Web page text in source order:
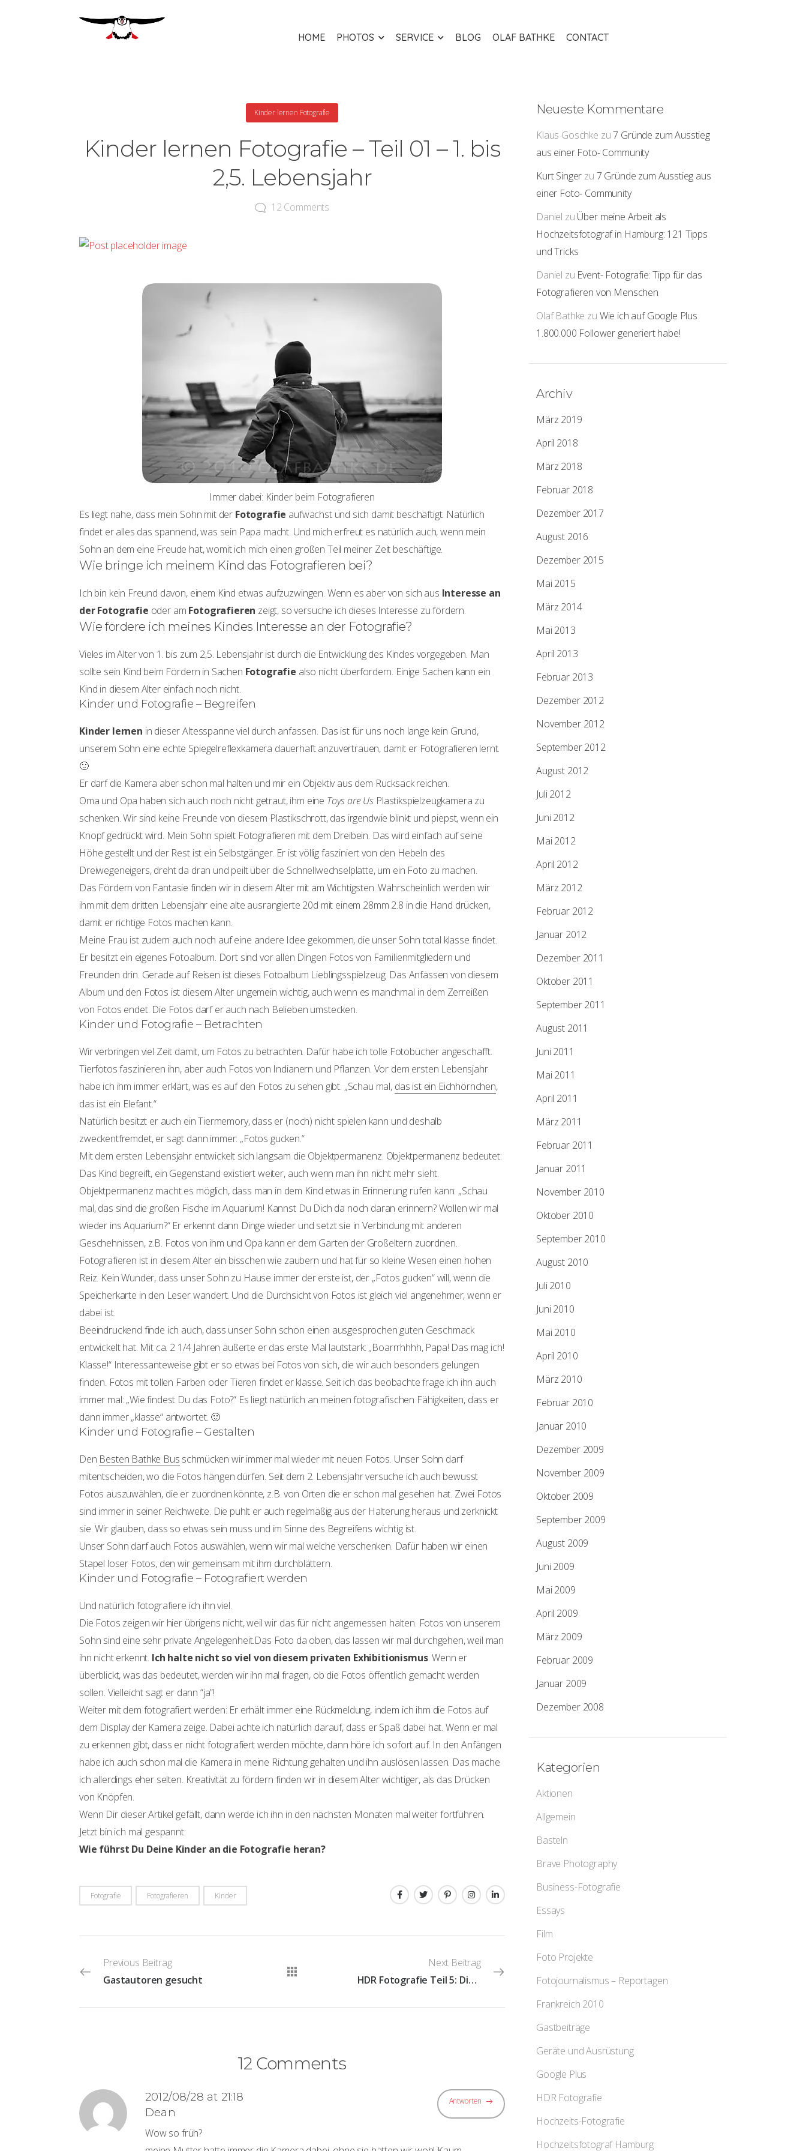
HOME PHOTOS SERVICE BLOG OLAF BATHKE CONTACT
Neueste Kommentare
Klaus Goschke zu7 Gründe zum Ausstieg
aus einer Foto- Community
Kurt Singer zu 7 Gründe zum Ausstieg aus
einer Foto- Community
Daniel zu Über meine Arbeit als
Hochzeitsfotograf in Hamburg: 121 Tipps
und Tricks
Daniel zu Event- Fotografie: Tipp für das
Fotografieren von Menschen
Olaf Bathke zu Wie ich auf Google Plus
1.800.000 Follower generiert habe!
Archiv
März 2019
April 2018
März 2018
Februar 2018
Dezember 2017
August 2016
Dezember 2015
Mai 2015
März 2014
Mai 2013
April 2013
Februar 2013
Dezember 2012
November 2012
September 2012
August 2012
Juli 2012
Juni 2012
Mai 2012
April 2012
März 2012
Februar 2012
Januar 2012
Dezember 2011
Oktober 2011
September 2011
August 2011
Juni 2011
Mai 2011
April 2011
März 2011
Februar 2011
Januar 2011
November 2010
Oktober 2010
September 2010
August 2010
Juli 2010
Juni 2010
Mai 2010
April 2010
März 2010
Februar 2010
Januar 2010
Dezember 2009
November 2009
Oktober 2009
September 2009
August 2009
Juni 2009
Mai 2009
April 2009
März 2009
Februar 2009
Januar 2009
Dezember 2008
Kategorien
Aktionen
Allgemein
Basteln
Brave Photography
Business-Fotografie
Essays
Film
Foto Projekte
Fotojournalismus – Reportagen
Frankreich 2010
Gastbeiträge
Geräte und Ausrüstung
Google Plus
HDR Fotografie
Hochzeits-Fotografie
Hochzeitsfotograf Hamburg
Kinder lernen Fotografie
Kinder lernen Fotografie – Teil 01 – 1. bis
2,5. Lebensjahr
12Comments
Immer dabei: Kinder beim Fotografieren
Es liegt nahe, dass mein Sohn mit der Fotografie aufwächst und sich damit beschäftigt. Natürlich
findet er alles das spannend, was sein Papa macht. Und mich erfreut es natürlich auch, wenn mein
Sohn an dem eine Freude hat, womit ich mich einen großen Teil meiner Zeit beschäftige.
Wie bringe ich meinem Kind das Fotografieren bei?
Ich bin kein Freund davon, einem Kind etwas aufzuzwingen. Wenn es aber von sich aus Interesse an
der Fotografie oder am Fotografieren zeigt, so versuche ich dieses Interesse zu fördern.
Wie fördere ich meines Kindes Interesse an der Fotografie?
Vieles im Alter von 1. bis zum 2,5. Lebensjahr ist durch die Entwicklung des Kindes vorgegeben. Man
sollte sein Kind beim Fördern in Sachen Fotografie also nicht überfordern. Einige Sachen kann ein
Kind in diesem Alter einfach noch nicht.
Kinder und Fotografie – Begreifen
Kinder lernen in dieser Altesspanne viel durch anfassen. Das ist für uns noch lange kein Grund,
unserem Sohn eine echte Spiegelreflexkamera dauerhaft anzuvertrauen, damit er Fotografieren lernt.
🙂
Er darf die Kamera aber schon mal halten und mir ein Objektiv aus dem Rucksack reichen.
Oma und Opa haben sich auch noch nicht getraut, ihm eine Toys are Us Plastikspielzeugkamera zu
schenken. Wir sind keine Freunde von diesem Plastikschrott, das irgendwie blinkt und piepst, wenn ein
Knopf gedrückt wird. Mein Sohn spielt Fotografieren mit dem Dreibein. Das wird einfach auf seine
Höhe gestellt und der Rest ist ein Selbstgänger. Er ist völlig fasziniert von den Hebeln des
Dreiwegeneigers, dreht da dran und peilt über die Schnellwechselplatte, um ein Foto zu machen.
Das Fördern von Fantasie finden wir in diesem Alter mit am Wichtigsten. Wahrscheinlich werden wir
ihm mit dem dritten Lebensjahr eine alte ausrangierte 20d mit einem 28mm 2.8 in die Hand drücken,
damit er richtige Fotos machen kann.
Meine Frau ist zudem auch noch auf eine andere Idee gekommen, die unser Sohn total klasse findet.
Er besitzt ein eigenes Fotoalbum. Dort sind vor allen Dingen Fotos von Familienmitgliedern und
Freunden drin. Gerade auf Reisen ist dieses Fotoalbum Lieblingsspielzeug. Das Anfassen von diesem
Album und den Fotos ist diesem Alter ungemein wichtig, auch wenn es manchmal in dem Zerreißen
von Fotos endet. Die Fotos darf er auch nach Belieben umstecken.
Kinder und Fotografie – Betrachten
Wir verbringen viel Zeit damit, um Fotos zu betrachten. Dafür habe ich tolle Fotobücher angeschafft.
Tierfotos faszinieren ihn, aber auch Fotos von Indianern und Pflanzen. Vor dem ersten Lebensjahr
habe ich ihm immer erklärt, was es auf den Fotos zu sehen gibt. „Schau mal, das ist ein Eichhörnchen,
das ist ein Elefant.“
Natürlich besitzt er auch ein Tiermemory, dass er (noch) nicht spielen kann und deshalb
zweckentfremdet, er sagt dann immer: „Fotos gucken.“
Mit dem ersten Lebensjahr entwickelt sich langsam die Objektpermanenz. Objektpermanenz bedeutet:
Das Kind begreift, ein Gegenstand existiert weiter, auch wenn man ihn nicht mehr sieht.
Objektpermanenz macht es möglich, dass man in dem Kind etwas in Erinnerung rufen kann: „Schau
mal, das sind die großen Fische im Aquarium! Kannst Du Dich da noch daran erinnern? Wollen wir mal
wieder ins Aquarium?“ Er erkennt dann Dinge wieder und setzt sie in Verbindung mit anderen
Geschehnissen, z.B. Fotos von ihm und Opa kann er dem Garten der Großeltern zuordnen.
Fotografieren ist in diesem Alter ein bisschen wie zaubern und hat für so kleine Wesen einen hohen
Reiz. Kein Wunder, dass unser Sohn zu Hause immer der erste ist, der „Fotos gucken“ will, wenn die
Speicherkarte in den Leser wandert. Und die Durchsicht von Fotos ist gleich viel angenehmer, wenn er
dabei ist.
Beeindruckend finde ich auch, dass unser Sohn schon einen ausgesprochen guten Geschmack
entwickelt hat. Mit ca. 2 1/4 Jahren äußerte er das erste Mal lautstark: „Boarrrhhhh, Papa! Das mag ich!
Klasse!“ Interessanteweise gibt er so etwas bei Fotos von sich, die wir auch besonders gelungen
finden. Fotos mit tollen Farben oder Tieren findet er klasse. Seit ich das beobachte frage ich ihn auch
immer mal: „Wie findest Du das Foto?“ Es liegt natürlich an meinen fotografischen Fähigkeiten, dass er
dann immer „klasse“ antwortet. 🙂
Kinder und Fotografie – Gestalten
Den Besten Bathke Bus schmücken wir immer mal wieder mit neuen Fotos. Unser Sohn darf
mitentscheiden, wo die Fotos hängen dürfen. Seit dem 2. Lebensjahr versuche ich auch bewusst
Fotos auszuwählen, die er zuordnen könnte, z.B. von Orten die er schon mal gesehen hat. Zwei Fotos
sind immer in seiner Reichweite. Die puhlt er auch regelmäßig aus der Halterung heraus und zerknickt
sie. Wir glauben, dass so etwas sein muss und im Sinne des Begreifens wichtig ist.
Unser Sohn darf auch Fotos auswählen, wenn wir mal welche verschenken. Dafür haben wir einen
Stapel loser Fotos, den wir gemeinsam mit ihm durchblättern.
Kinder und Fotografie – Fotografiert werden
Und natürlich fotografiere ich ihn viel.
Die Fotos zeigen wir hier übrigens nicht, weil wir das für nicht angemessen halten. Fotos von unserem
Sohn sind eine sehr private Angelegenheit.Das Foto da oben, das lassen wir mal durchgehen, weil man
ihn nicht erkennt. Ich halte nicht so viel von diesem privaten Exhibitionismus. Wenn er
überblickt, was das bedeutet, werden wir ihn mal fragen, ob die Fotos öffentlich gemacht werden
sollen. Vielleicht sagt er dann “ja”!
Weiter mit dem fotografiert werden: Er erhält immer eine Rückmeldung, indem ich ihm die Fotos auf
dem Display der Kamera zeige. Dabei achte ich natürlich darauf, dass er Spaß dabei hat. Wenn er mal
zu erkennen gibt, dass er nicht fotografiert werden möchte, dann höre ich sofort auf. In den Anfängen
habe ich auch schon mal die Kamera in meine Richtung gehalten und ihn auslösen lassen. Das mache
ich allerdings eher selten. Kreativität zu fördern finden wir in diesem Alter wichtiger, als das Drücken
von Knöpfen.
Wenn Dir dieser Artikel gefällt, dann werde ich ihn in den nächsten Monaten mal weiter fortführen.
Jetzt bin ich mal gespannt:
Wie führst Du Deine Kinder an die Fotografie heran?
Fotografie Fotografieren Kinder
Previous Beitrag
Gastautoren gesucht
Next Beitrag
HDR Fotografie Teil 5: Die Anreicherung von Bildinformationen in einem HDR- Bild
12 Comments
2012/08/28 at 21:18
Dean
Antworten
Wow so früh?